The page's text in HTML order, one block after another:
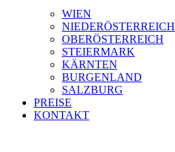
WIEN
NIEDERÖSTERREICH
OBERÖSTERREICH
STEIERMARK
KÄRNTEN
BURGENLAND
SALZBURG
PREISE
KONTAKT